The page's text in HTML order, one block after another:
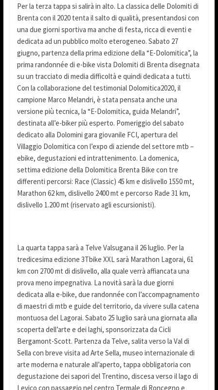
Per la terza tappa si salirà in alto. La classica delle Dolomiti di
Brenta con il 2020 tenta il salto di qualità, presentandosi con
una due giorni sportiva ma anche di festa, ricca di eventi e
dedicata ad un pubblico molto eterogeneo. Sabato 27
giugno, partenza della prima edizione della “E-Dolomitica”, la
prima randonnée di e-bike vista Dolomiti di Brenta disegnata
su un tracciato di media difficoltà e quindi dedicata a tutti.
Con la collaborazione del testimonial Dolomitica2020, il
campione Marco Melandri, è stata pensata anche una
versione più tecnica, la “E-Dolomitica, guida Melandri”,
destinata all’e-biker più esperto. Pomeriggio del sabato
dedicato alla Dolomini gara giovanile FCI, apertura del
Villaggio Dolomitica con l’expo di aziende del settore mtb –
ebike, degustazioni ed intrattenimento. La domenica,
settima edizione della Dolomitica Brenta Bike con tre
differenti percorsi: Race (Classic) 45 km e dislivello 1550 mt,
Marathon 62 km, dislivello 2400 mt e percorso Rade 31 km,
dislivello 1.200 mt (riservato agli escursionisti).
La quarta tappa sarà a Telve Valsugana il 26 luglio. Per la
tredicesima edizione 3Tbike XXL sarà Marathon Lagorai, 61
km con 2700 mt di dislivello, alla quale verrà affiancata una
prova meno impegnativa. La novità sarà la due giorni
dedicata alla e-bike, due randonnée con l’accompagnamento
di maestri di mtb e guide del territorio, da vivere sulla catena
montuosa del Lagorai. Sabato 25 luglio sarà una giornata alla
scoperta dell’arte e dei laghi, sponsorizzata da Cicli
Bergamont-Scott. Partenza da Telve, salita verso la Val di
Sella con breve visita ad Arte Sella, museo internazionale di
arte moderna e naturale all’aperto, tappa obbligatoria con
degustazione dei sapori del Trentino, discesa verso il lago di
Levico con passaggio nel centro Termale di Roncegno e